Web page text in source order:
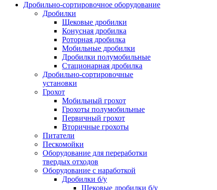
Дробильно-сортировочное оборудование
Дробилки
Щековые дробилки
Конусная дробилка
Роторная дробилка
Мобильные дробилки
Дробилки полумобильные
Стационарная дробилка
Дробильно-сортировочные
установки
Грохот
Мобильный грохот
Грохоты полумобильные
Первичный грохот
Вторичные грохоты
Питатели
Пескомойки
Оборудование для переработки
твердых отходов
Оборудование с наработкой
Дробилки б/у
Щековые дробилки б/у